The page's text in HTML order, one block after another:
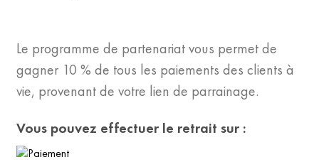
Le programme de partenariat vous permet de
gagner 10 % de tous les paiements des clients à
vie, provenant de votre lien de parrainage.
Vous pouvez effectuer le retrait sur :